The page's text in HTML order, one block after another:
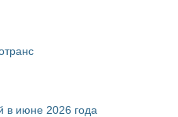
в июне 2026 года